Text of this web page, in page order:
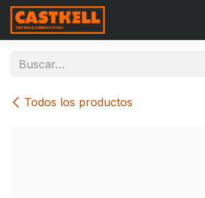
Ir al contenido
Todos los productos